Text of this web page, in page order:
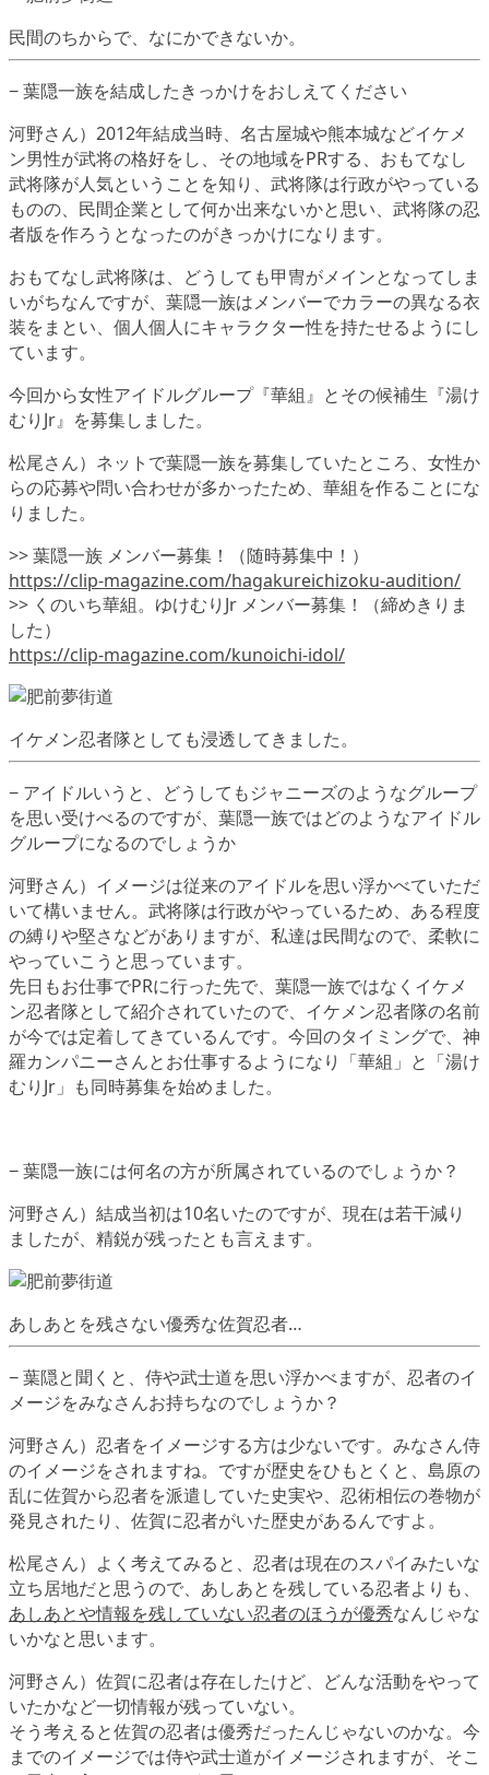
民間のちからで、なにかできないか。
− 葉隠一族を結成したきっかけをおしえてください
河野さん）2012年結成当時、名古屋城や熊本城などイケメ
ン男性が武将の格好をし、その地域をPRする、おもてなし
武将隊が人気ということを知り、武将隊は行政がやっている
ものの、民間企業として何か出来ないかと思い、武将隊の忍
者版を作ろうとなったのがきっかけになります。
おもてなし武将隊は、どうしても甲冑がメインとなってしま
いがちなんですが、葉隠一族はメンバーでカラーの異なる衣
装をまとい、個人個人にキャラクター性を持たせるようにし
ています。
今回から女性アイドルグループ『華組』とその候補生『湯け
むりJr』を募集しました。
松尾さん）ネットで葉隠一族を募集していたところ、女性か
らの応募や問い合わせが多かったため、華組を作ることにな
りました。
>> 葉隠一族 メンバー募集！（随時募集中！）
https://clip-magazine.com/hagakureichizoku-audition/
>> くのいち華組。ゆけむりJr メンバー募集！（締めきりま
した）
https://clip-magazine.com/kunoichi-idol/
イケメン忍者隊としても浸透してきました。
− アイドルいうと、どうしてもジャニーズのようなグループ
を思い受けべるのですが、葉隠一族ではどのようなアイドル
グループになるのでしょうか
河野さん）イメージは従来のアイドルを思い浮かべていただ
いて構いません。武将隊は行政がやっているため、ある程度
の縛りや堅さなどがありますが、私達は民間なので、柔軟に
やっていこうと思っています。
先日もお仕事でPRに行った先で、葉隠一族ではなくイケメ
ン忍者隊として紹介されていたので、イケメン忍者隊の名前
が今では定着してきているんです。今回のタイミングで、神
羅カンパニーさんとお仕事するようになり「華組」と「湯け
むりJr」も同時募集を始めました。
− 葉隠一族には何名の方が所属されているのでしょうか？
河野さん）結成当初は10名いたのですが、現在は若干減り
ましたが、精鋭が残ったとも言えます。
あしあとを残さない優秀な佐賀忍者…
− 葉隠と聞くと、侍や武士道を思い浮かべますが、忍者のイ
メージをみなさんお持ちなのでしょうか？
河野さん）忍者をイメージする方は少ないです。みなさん侍
のイメージをされますね。ですが歴史をひもとくと、島原の
乱に佐賀から忍者を派遣していた史実や、忍術相伝の巻物が
発見されたり、佐賀に忍者がいた歴史があるんですよ。
松尾さん）よく考えてみると、忍者は現在のスパイみたいな
立ち居地だと思うので、あしあとを残している忍者よりも、
あしあとや情報を残していない忍者のほうが優秀なんじゃな
いかなと思います。
河野さん）佐賀に忍者は存在したけど、どんな活動をやって
いたかなど一切情報が残っていない。
そう考えると佐賀の忍者は優秀だったんじゃないのかな。今
までのイメージでは侍や武士道がイメージされますが、そこ